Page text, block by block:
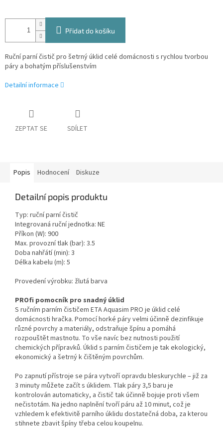
Přidat do košíku
Ruční parní čistič pro šetrný úklid celé domácnosti s rychlou tvorbou
páry a bohatým příslušenstvím
Detailní informace
ZEPTAT SE SDÍLET
Popis Hodnocení Diskuze
Detailní popis produktu
Typ: ruční parní čistič
Integrovaná ruční jednotka: NE
Příkon (W): 900
Max. provozní tlak (bar): 3.5
Doba nahřátí (min): 3
Délka kabelu (m): 5
Provedení výrobku: žlutá barva
PROfi pomocník pro snadný úklid
S ručním parním čističem ETA Aquasim PRO je úklid celé
domácnosti hračka. Pomocí horké páry velmi účinně dezinfikuje
různé povrchy a materiály, odstraňuje špínu a pomáhá
rozpouštět mastnotu. To vše navíc bez nutnosti použití
chemických přípravků. Úklid s parním čističem je tak ekologický,
ekonomický a šetrný k čištěným povrchům.
Po zapnutí přístroje se pára vytvoří opravdu bleskurychle – již za
3 minuty můžete začít s úklidem. Tlak páry 3,5 baru je
kontrolován automaticky, a čistič tak účinně bojuje proti všem
nečistotám. Na jedno naplnění tvoří páru až 10 minut, což je
vzhledem k efektivitě parního úklidu dostatečná doba, za kterou
stihnete zbavit špíny třeba celou koupelnu.